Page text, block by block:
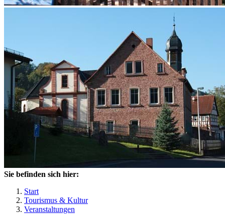
Sie befinden sich hier:
Start
Tourismus & Kultur
Veranstaltungen